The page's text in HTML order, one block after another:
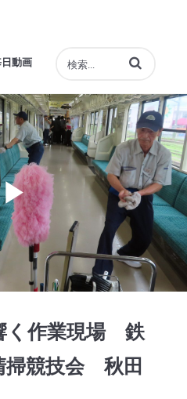
動画 動画の検索語句
Play
く作業現場 鉄
掃競技会 秋田